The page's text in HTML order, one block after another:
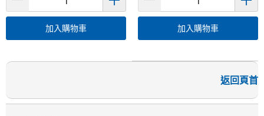
加入購物車 加入購物車
返回頁首